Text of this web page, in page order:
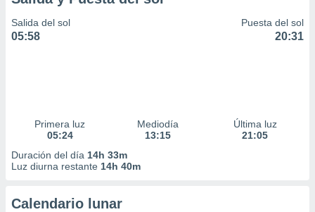
Salida del sol
05:58
Puesta del sol
20:31
Primera luz
05:24
Mediodía
13:15
Última luz
21:05
Duración del día 14h 33m
Luz diurna restante 14h 40m
Calendario lunar